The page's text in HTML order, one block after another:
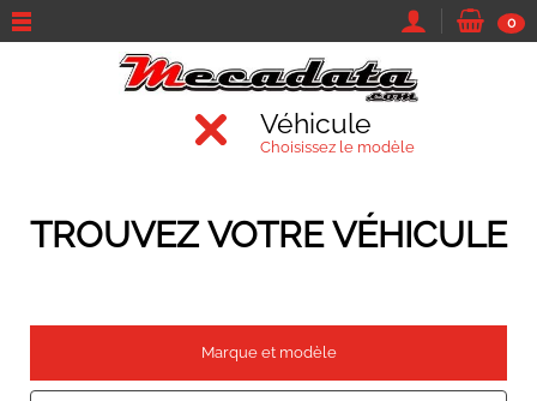
0
Véhicule
Choisissez le modèle
TROUVEZ VOTRE VÉHICULE
Marque et modèle